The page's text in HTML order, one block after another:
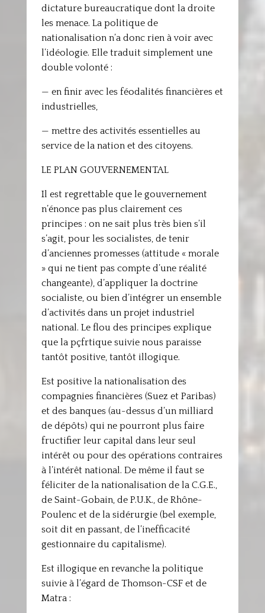
dictature bureaucratique dont la droite
les menace. La politique de
nationalisation n’a donc rien à voir avec
l’idéologie. Elle traduit simplement une
double volonté :
— en finir avec les féodalités financières et
industrielles,
— mettre des activités essentielles au
service de la nation et des citoyens.
LE PLAN GOUVERNEMENTAL
Il est regrettable que le gouvernement
n’énonce pas plus clairement ces
principes : on ne sait plus très bien s’il
s’agit, pour les socialistes, de tenir
d’anciennes promesses (attitude « morale
» qui ne tient pas compte d’une réalité
changeante), d’appliquer la doctrine
socialiste, ou bien d’intégrer un ensemble
d’activités dans un projet industriel
national. Le flou des principes explique
que la pçfrtique suivie nous paraisse
tantôt positive, tantôt illogique.
Est positive la nationalisation des
compagnies financières (Suez et Paribas)
et des banques (au-dessus d’un milliard
de dépôts) qui ne pourront plus faire
fructifier leur capital dans leur seul
intérêt ou pour des opérations contraires
à l’intérêt national. De même il faut se
féliciter de la nationalisation de la C.G.E.,
de Saint-Gobain, de P.U.K., de Rhône-
Poulenc et de la sidérurgie (bel exemple,
soit dit en passant, de l’inefficacité
gestionnaire du capitalisme).
Est illogique en revanche la politique
suivie à l’égard de Thomson-CSF et de
Matra :